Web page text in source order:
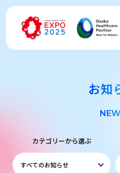
お知
カテゴリーから選ぶ